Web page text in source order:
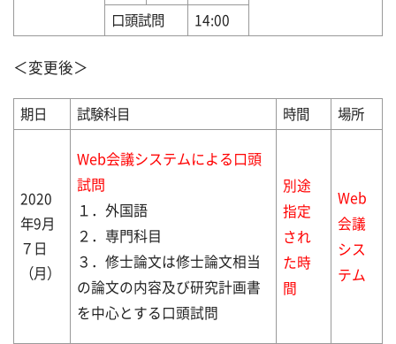
口頭試問
14:00
＜変更後＞
期日 試験科目 時間 場所
2020
年9月
７日
（月）
Web会議システムによる口頭
試問
１．外国語
２．専門科目
３．修士論文は修士論文相当
の論文の内容及び研究計画書
を中心とする口頭試問
別途
指定
され
た時
間
Web
会議
シス
テム